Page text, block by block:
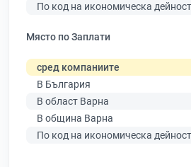
По код на икономическа
Място по Заплати
сред компаниите
В България
В област Варна
В община Варна
По код на икономическа